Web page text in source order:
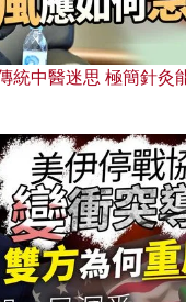
統中醫迷思 極簡針灸